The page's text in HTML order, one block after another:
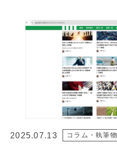
2025.07.13 コラム・執筆物